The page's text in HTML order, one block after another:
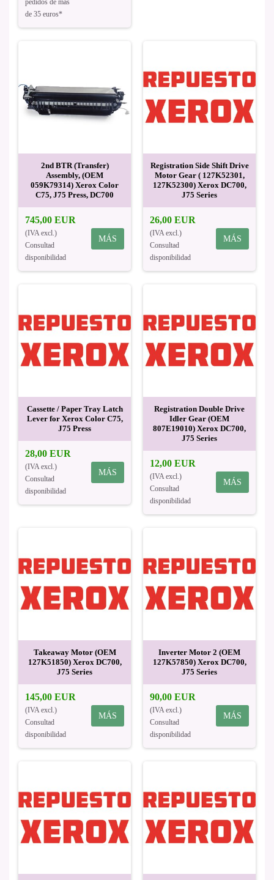
pedidos de más
de 35 euros*
2nd BTR (Transfer)
Assembly, (OEM
059K79314) Xerox Color
C75, J75 Press, DC700
745,00 EUR
(IVA excl.)
Consultad
disponibilidad
MÁS
Registration Side Shift Drive
Motor Gear ( 127K52301,
127K52300) Xerox DC700,
J75 Series
26,00 EUR
(IVA excl.)
Consultad
disponibilidad
MÁS
Cassette / Paper Tray Latch
Lever for Xerox Color C75,
J75 Press
28,00 EUR
(IVA excl.)
Consultad
disponibilidad
MÁS
Registration Double Drive
Idler Gear (OEM
807E19010) Xerox DC700,
J75 Series
12,00 EUR
(IVA excl.)
Consultad
disponibilidad
MÁS
Takeaway Motor (OEM
127K51850) Xerox DC700,
J75 Series
145,00 EUR
(IVA excl.)
Consultad
disponibilidad
MÁS
Inverter Motor 2 (OEM
127K57850) Xerox DC700,
J75 Series
90,00 EUR
(IVA excl.)
Consultad
disponibilidad
MÁS